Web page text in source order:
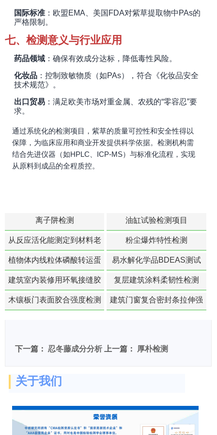
国际标准 ：欧盟EMA、美国FDA对紫草提取物中PAs的
严格限制。
七、检测意义与行业应用
药品领域 ：确保有效成分达标，降低毒性风险。
化妆品 ：控制致敏物质（如PAs），符合《化妆品安全
技术规范》。
出口贸易 ：满足欧美市场对重金属、农残的“零容忍”要
求。
通过系统化的检测项目，紫草的质量可控性和安全性得以
保障，为临床应用和商业开发提供科学依据。检测机构需
结合先进仪器（如HPLC、ICP-MS）与标准化流程，实现
从原料到成品的全程质控。
离子阱检测 油缸试验检测项目
从反应活化能测定到材料老
化寿命预测的经典模型
粉尘爆炸特性检测
植物体内线粒体磷酸转运蛋
白活性检测
易水解化学品BDEAS测试
建筑室内装修用环氧接缝胶
苯含量检测
复层建筑涂料柔韧性检测
木镶板门表面胶合强度检测
建筑门窗复合密封条拉伸强
下一篇： 忍冬藤成分分析 上一篇： 厚朴检测
关于我们